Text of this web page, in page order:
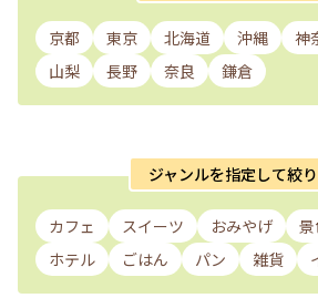
京都 東京 北海道 沖縄 神
山梨
長野 奈良 鎌倉
ジャンルを指定して絞
カフェ スイーツ おみやげ
ホテル
ごはん パン 雑貨